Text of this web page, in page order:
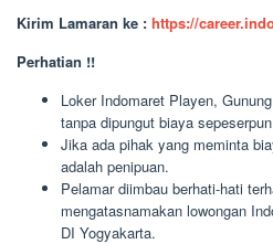
Kirim Lamaran ke : https://
Perhatian !!
Loker Indomaret Playen,
tanpa dipungut biaya
Jika ada pihak yang meminta
adalah penipuan.
Pelamar diimbau berhati-hati
mengatasnamakan lowongan
DI Yogyakarta.